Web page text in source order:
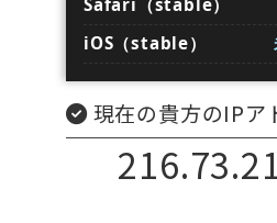
iOS（stable）
現在の貴方のIPア